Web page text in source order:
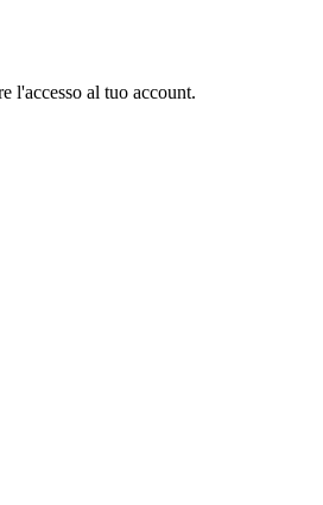
l'accesso al tuo account.